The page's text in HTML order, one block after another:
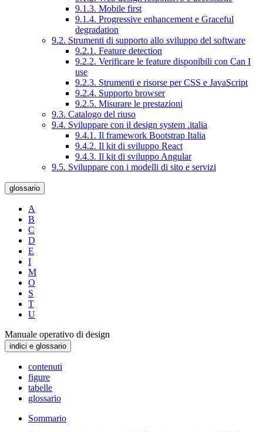
9.1.3. Mobile first
9.1.4. Progressive enhancement e Graceful
degradation
9.2. Strumenti di supporto allo sviluppo del software
9.2.1. Feature detection
9.2.2. Verificare le feature disponibili con Can I
use
9.2.3. Strumenti e risorse per CSS e JavaScript
9.2.4. Supporto browser
9.2.5. Misurare le prestazioni
9.3. Catalogo del riuso
9.4. Sviluppare con il design system .italia
9.4.1. Il framework Bootstrap Italia
9.4.2. Il kit di sviluppo React
9.4.3. Il kit di sviluppo Angular
9.5. Sviluppare con i modelli di sito e servizi
glossario
A
B
C
D
E
I
M
O
S
T
U
Manuale operativo di design
indici e glossario
contenuti
figure
tabelle
glossario
Sommario